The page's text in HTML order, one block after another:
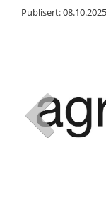
Publisert: 08.10.2025